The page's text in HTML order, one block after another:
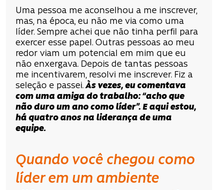
Uma pessoa me aconselhou a me inscrever,
mas, na época, eu não me via como uma
líder. Sempre achei que não tinha perfil para
exercer esse papel. Outras pessoas ao meu
redor viam um potencial em mim que eu
não enxergava. Depois de tantas pessoas
me incentivarem, resolvi me inscrever. Fiz a
seleção e passei. Às vezes, eu comentava
com uma amiga do trabalho: “acho que
não duro um ano como líder”. E aqui estou,
há quatro anos na liderança de uma
equipe.
Quando você chegou como
líder em um ambiente